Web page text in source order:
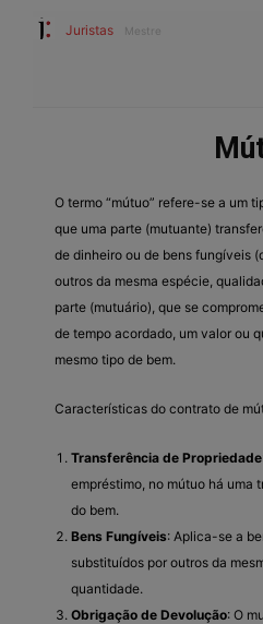
Juristas Mestre
O termo “mútuo” refere-se a um
que uma parte (mutuante)
de dinheiro ou de bens fungíveis
outros da mesma espécie,
parte (mutuário), que se
de tempo acordado, um valor ou
mesmo tipo de bem.
Características do contrato de
Transferência de Propriedade
empréstimo, no mútuo há uma
do bem.
Bens Fungíveis: Aplica-se a
substituídos por outros da
quantidade.
Obrigação de Devolução: O